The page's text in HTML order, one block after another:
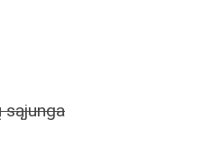
sąjunga